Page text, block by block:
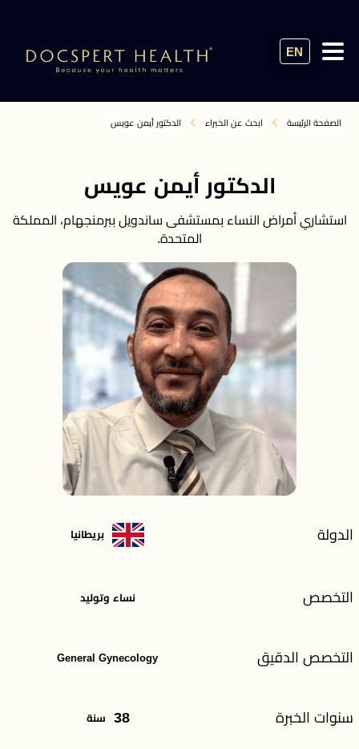
EN
الصفحة الرئيسة ابحث عن الخبراء الدكتور أيمن عويس
الدكتور أيمن عويس
استشاري أمراض النساء بمستشفى ساندويل ببرمنجهام، المملكة
المتحدة.
الدولة بريطانيا
التخصص نساء وتوليد
التخصص الدقيق General Gynecology
سنوات الخبرة 38 سنة